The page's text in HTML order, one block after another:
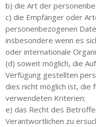
b) die Art der
c) die Empfänger oder
personenbezogenen
insbesondere wenn es
oder internationale
(d) soweit möglich, die
Verfügung gestellten
dies nicht möglich ist, die
verwendeten Kriterien;
e) das Recht des
Verantwortlichen zu